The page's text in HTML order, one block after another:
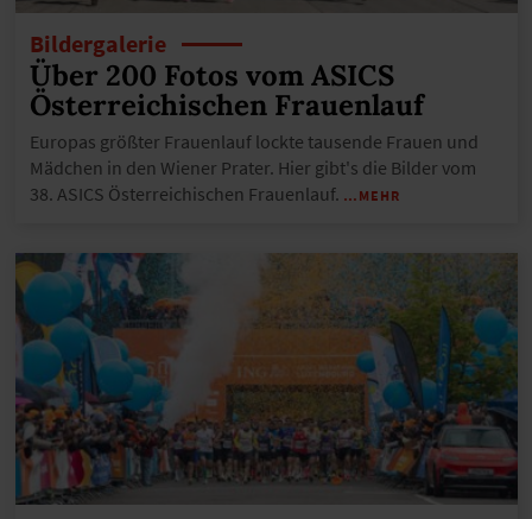
Bildergalerie
Über 200 Fotos vom ASICS
Österreichischen Frauenlauf
Europas größter Frauenlauf lockte tausende Frauen und
Mädchen in den Wiener Prater. Hier gibt's die Bilder vom
38. ASICS Österreichischen Frauenlauf. …MEHR